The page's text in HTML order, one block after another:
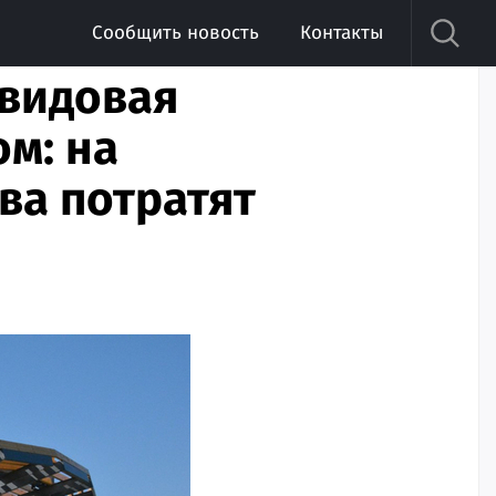
Сообщить новость Контакты
на
потратят